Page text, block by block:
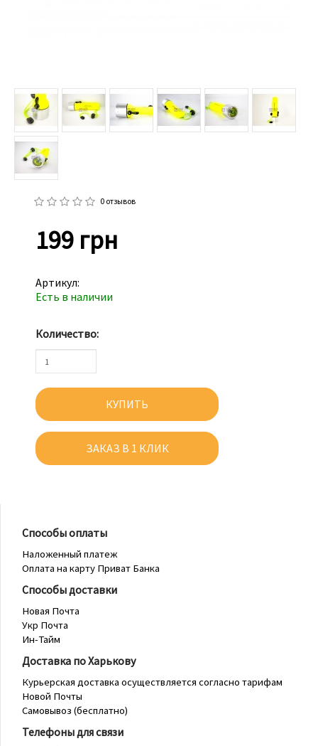
0 отзывов
199 грн
Артикул:
Есть в наличии
Количество:
КУПИТЬ
ЗАКАЗ В 1 КЛИК
Способы оплаты
Наложенный платеж
Оплата на карту Приват Банка
Способы доставки
Новая Почта
Укр Почта
Ин-Тайм
Доставка по Харькову
Курьерская доставка осуществляется согласно тарифам
Новой Почты
Самовывоз (бесплатно)
Телефоны для связи